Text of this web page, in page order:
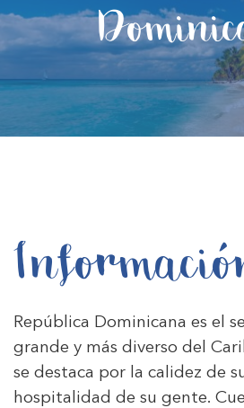
República Dominicana es el
grande y más diverso del
se destaca por la calidez de
hospitalidad de su gente.